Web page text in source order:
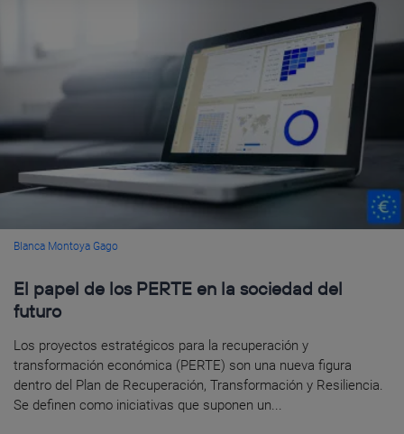
Blanca Montoya Gago
El papel de los PERTE en la sociedad del
futuro
Los proyectos estratégicos para la recuperación y
transformación económica (PERTE) son una nueva figura
dentro del Plan de Recuperación, Transformación y Resiliencia.
Se definen como iniciativas que suponen un...